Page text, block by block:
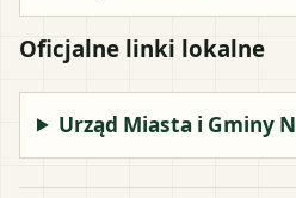
Oficjalne linki lokalne
Urząd Miasta i Gminy